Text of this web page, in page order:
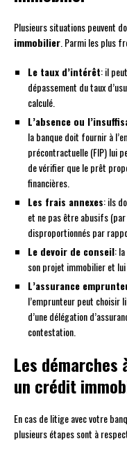
Plusieurs situations peuvent
immobilier. Parmi les plus
Le taux d’intérêt: il
dépassement du taux
calculé.
L’absence ou
la banque doit fournir à
précontractuelle (FIP) lui
de vérifier que le prêt
financières.
Les frais annexes: ils
et ne pas être abusifs
disproportionnés par
Le devoir de conseil:
son projet immobilier et
L’assurance
l’emprunteur peut choisir
d’une délégation
contestation.
Les
un crédit
En cas de litige avec votre
plusieurs étapes sont à